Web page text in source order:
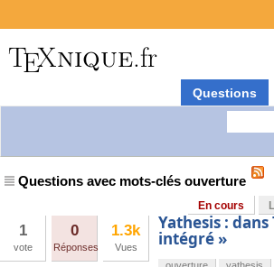
Questions
Questions avec mots-clés ouverture
En cours
1
vote
0
Réponses
1.3k
Vues
Yathesis :
intégré »